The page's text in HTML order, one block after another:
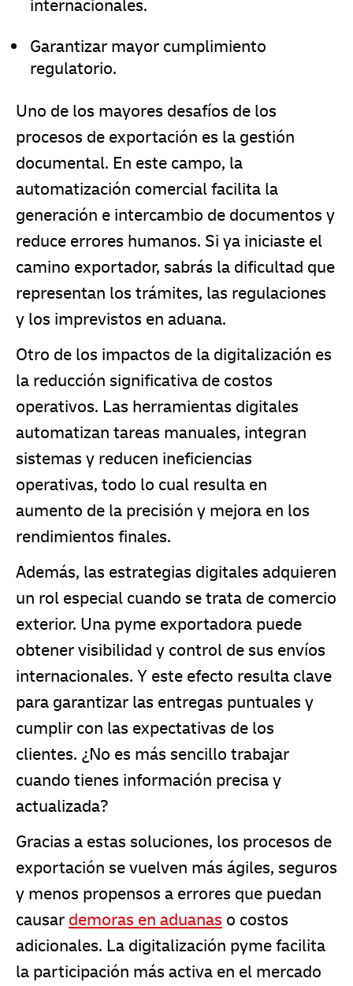
internacionales.
Garantizar mayor cumplimiento
regulatorio.
Uno de los mayores desafíos de los
procesos de exportación es la gestión
documental. En este campo, la
automatización comercial facilita la
generación e intercambio de documentos y
reduce errores humanos. Si ya iniciaste el
camino exportador, sabrás la dificultad que
representan los trámites, las regulaciones
y los imprevistos en aduana.
Otro de los impactos de la digitalización es
la reducción significativa de costos
operativos. Las herramientas digitales
automatizan tareas manuales, integran
sistemas y reducen ineficiencias
operativas, todo lo cual resulta en
aumento de la precisión y mejora en los
rendimientos finales.
Además, las estrategias digitales adquieren
un rol especial cuando se trata de comercio
exterior. Una pyme exportadora puede
obtener visibilidad y control de sus envíos
internacionales. Y este efecto resulta clave
para garantizar las entregas puntuales y
cumplir con las expectativas de los
clientes. ¿No es más sencillo trabajar
cuando tienes información precisa y
actualizada?
Gracias a estas soluciones, los procesos de
exportación se vuelven más ágiles, seguros
y menos propensos a errores que puedan
causar demoras en aduanas o costos
adicionales. La digitalización pyme facilita
la participación más activa en el mercado